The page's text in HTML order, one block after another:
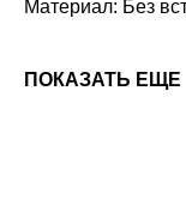
Материал: Без
ПОКАЗАТЬ ЕЩЕ